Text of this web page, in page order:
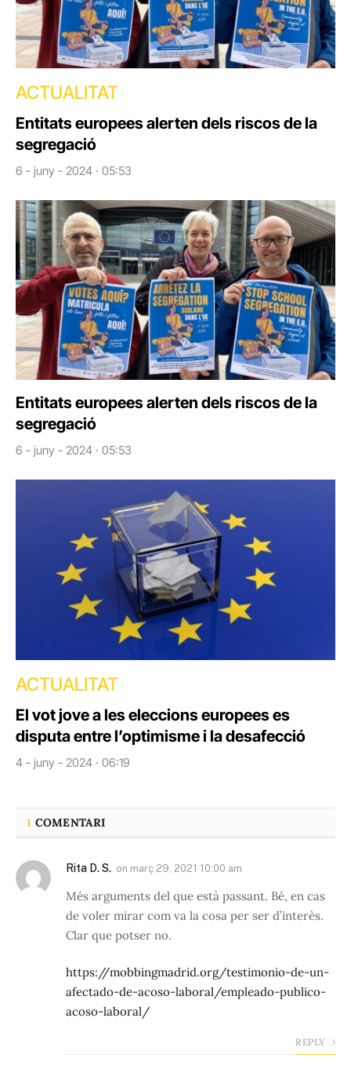
ACTUALITAT
Entitats europees alerten dels riscos de la
segregació
6 - juny - 2024 · 05:53
Entitats europees alerten dels riscos de la
segregació
6 - juny - 2024 · 05:53
ACTUALITAT
El vot jove a les eleccions europees es
disputa entre l’optimisme i la desafecció
4 - juny - 2024 · 06:19
1 COMENTARI
Rita D. S. on març 29, 2021 10:00 am
Més arguments del que està passant. Bé, en cas
de voler mirar com va la cosa per ser d’interès.
Clar que potser no.
https://mobbingmadrid.org/testimonio-de-un-
afectado-de-acoso-laboral/empleado-publico-
acoso-laboral/
REPLY